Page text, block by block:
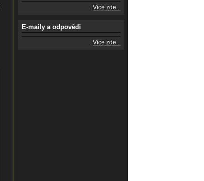
Více zde...
E-maily a odpovědi
Více zde...